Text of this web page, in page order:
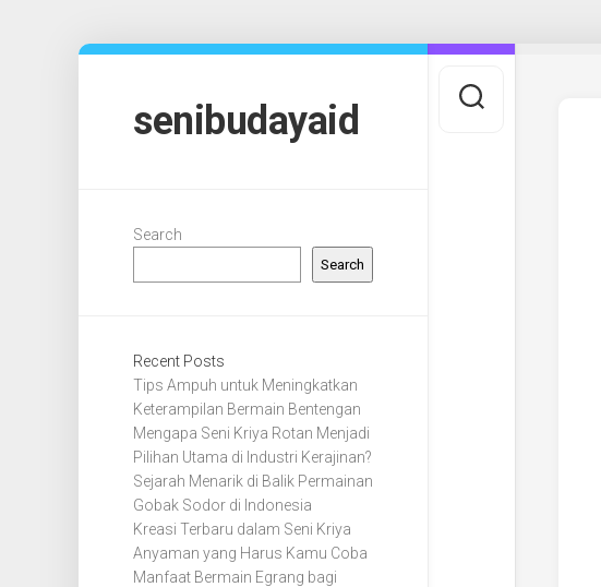
senibudayaid
Search
Search
Recent Posts
Tips Ampuh untuk Meningkatkan
Keterampilan Bermain Bentengan
Mengapa Seni Kriya Rotan Menjadi
Pilihan Utama di Industri Kerajinan?
Sejarah Menarik di Balik Permainan
Gobak Sodor di Indonesia
Kreasi Terbaru dalam Seni Kriya
Anyaman yang Harus Kamu Coba
Manfaat Bermain Egrang bagi